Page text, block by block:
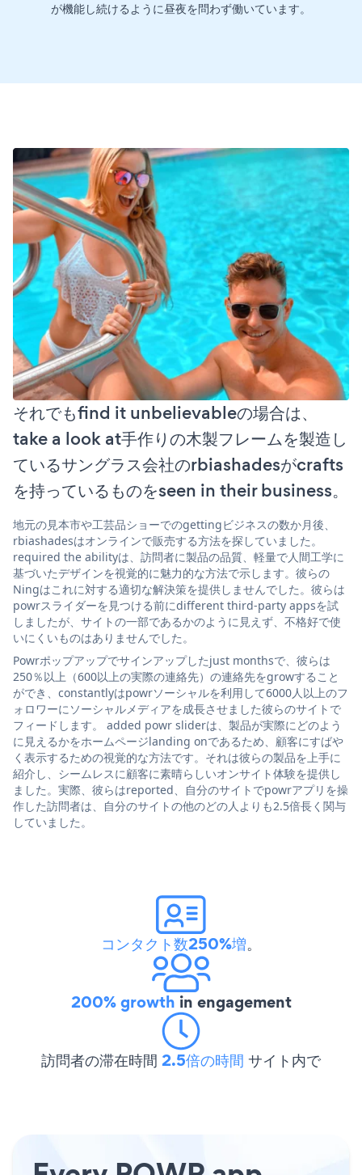
が機能し続けるように昼夜を問わず働いています。
それでもfind it unbelievableの場合は、
take a look at手作りの木製フレームを製造し
ているサングラス会社のrbiashadesがcrafts
を持っているものをseen in their business。
地元の見本市や工芸品ショーでのgettingビジネスの数か月後、
rbiashadesはオンラインで販売する方法を探していました。
required the abilityは、訪問者に製品の品質、軽量で人間工学に
基づいたデザインを視覚的に魅力的な方法で示します。彼らの
Ningはこれに対する適切な解決策を提供しませんでした。彼らは
powrスライダーを見つける前にdifferent third-party appsを試
しましたが、サイトの一部であるかのように見えず、不格好で使
いにくいものはありませんでした。
Powrポップアップでサインアップしたjust monthsで、彼らは
250％以上（600以上の実際の連絡先）の連絡先をgrowすること
ができ、constantlyはpowrソーシャルを利用して6000人以上のフ
ォロワーにソーシャルメディアを成長させました彼らのサイトで
フィードします。 added powr sliderは、製品が実際にどのよう
に見えるかをホームページlanding onであるため、顧客にすばや
く表示するための視覚的な方法です。それは彼らの製品を上手に
紹介し、シームレスに顧客に素晴らしいオンサイト体験を提供し
ました。実際、彼らはreported、自分のサイトでpowrアプリを操
作した訪問者は、自分のサイトの他のどの人よりも2.5倍長く関与
していました。
コンタクト数250%増。
200% growth in engagement
訪問者の滞在時間 2.5倍の時間 サイト内で